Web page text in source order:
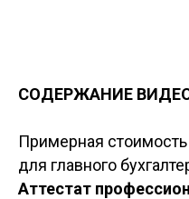
СОДЕРЖАНИЕ
Примерная
для главного
Аттестат